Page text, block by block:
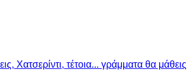
Χατσερίντι, τέτοια... γράμματα θα μάθεις